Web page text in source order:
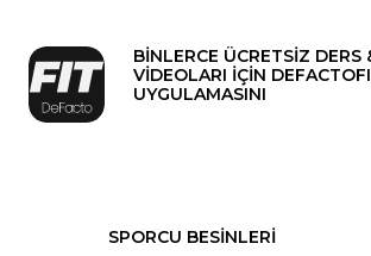
BİNLERCE ÜCRETSİZ DERS
VİDEOLARI İÇİN
UYGULAMASINI
SPORCU BESİNLERİ